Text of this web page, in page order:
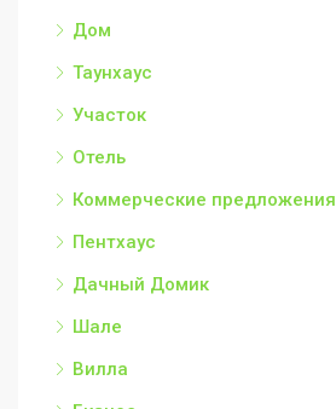
Дом
Таунхаус
Участок
Отель
Коммерческие предложения
Пентхаус
Дачный Домик
Шале
Вилла